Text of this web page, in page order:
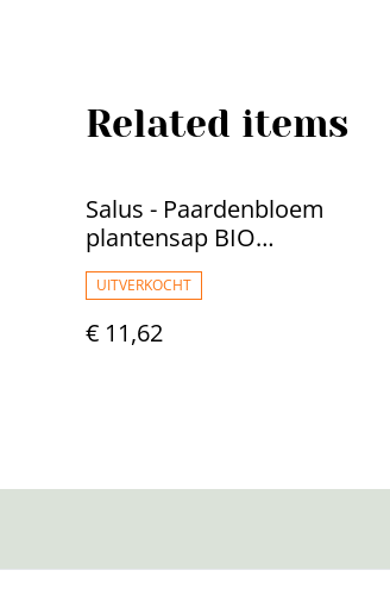
Related items
Salus - Paardenbloem
plantensap BIO
(Spijsvertering)
UITVERKOCHT
€ 11,62